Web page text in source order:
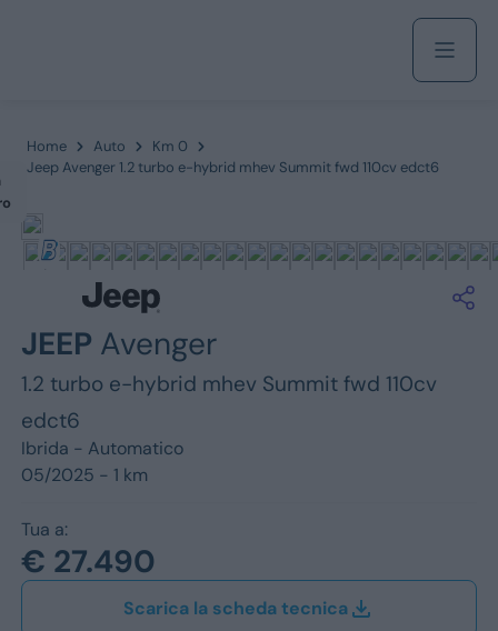
Marchi
Dacia
Home Auto
Km 0
Jeep Avenger 1.2 turbo e-hybrid mhev Summit fwd 110cv edct6
JEEP Avenger
1.2 turbo e-hybrid mhev Summit fwd 110cv
edct6
Ibrida - Automatico
05/2025 - 1 km
Tua a:
€ 27.490
Scarica la scheda tecnica